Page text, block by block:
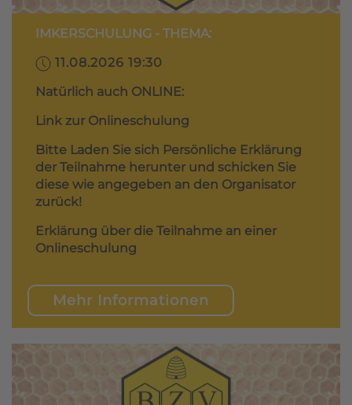
IMKERSCHULUNG - THEMA:
11.08.2026 19:30
Natürlich auch ONLINE:
Link zur Onlineschulung
Bitte Laden Sie sich Persönliche Erklärung
der Teilnahme herunter und schicken Sie
diese wie angegeben an den Organisator
zurück!
Erklärung über die Teilnahme an einer
Onlineschulung
Mehr Informationen